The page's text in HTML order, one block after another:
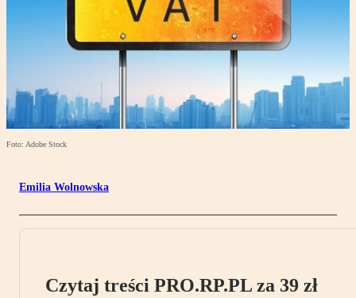
Foto: Adobe Stock
Emilia Wolnowska
Czytaj treści PRO.RP.PL za 39 zł